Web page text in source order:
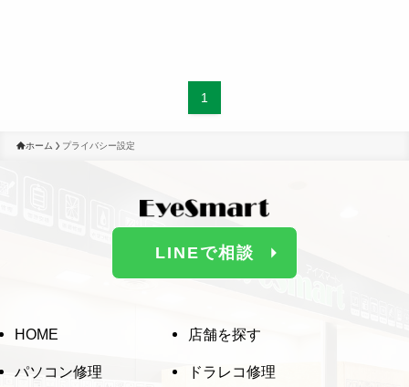
回収・買取
BLOG
1
ホーム プライバシー設定
LINEで相談
HOME 店舗を探す
パソコン修理 ドラレコ修理